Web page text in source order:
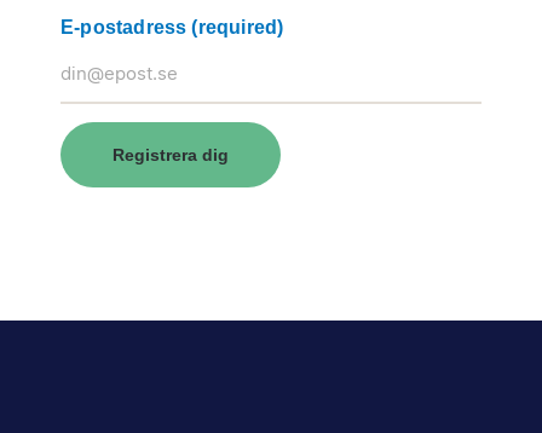
E-postadress(required)
Registrera dig